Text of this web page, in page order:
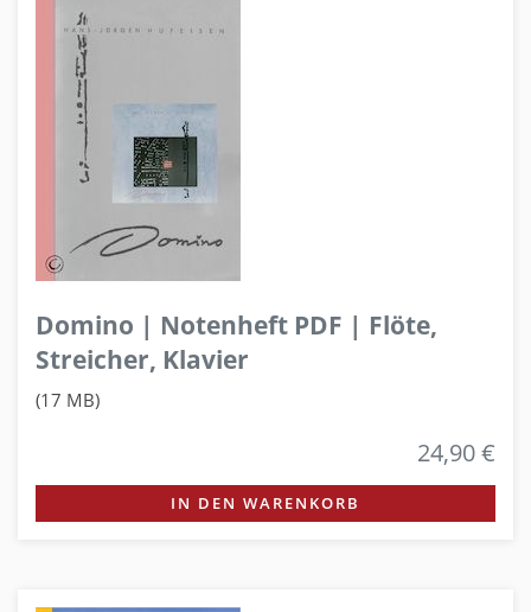
Domino | Notenheft PDF | Flöte,
Streicher, Klavier
(17 MB)
24,90 €
IN DEN WARENKORB